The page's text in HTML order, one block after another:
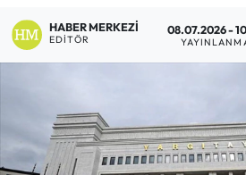
HABER MERKEZI
EDITÖR
08.07.2026 -
Dodurga Haberleri
Eğitim
Ekonomi
Güncel
Haber Arşivi